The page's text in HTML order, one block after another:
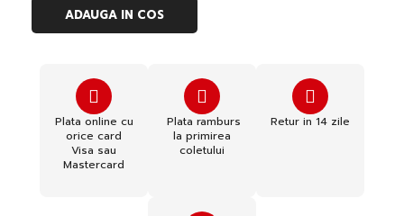
ADAUGA IN COS
Plata online cu
orice card
Visa sau
Mastercard
Plata ramburs
la primirea
coletului
Retur in 14 zile